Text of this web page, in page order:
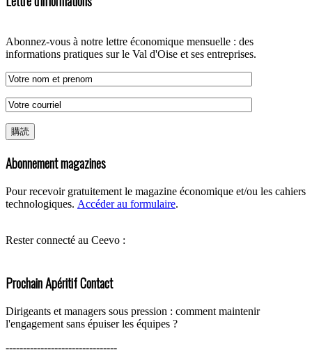
Abonnez-vous à notre lettre économique mensuelle : des
informations pratiques sur le Val d'Oise et ses entreprises.
Abonnement magazines
Pour recevoir gratuitement le magazine économique et/ou les cahiers
technologiques. Accéder au formulaire.
Rester connecté au Ceevo :
Prochain Apéritif Contact
Dirigeants et managers sous pression : comment maintenir
l'engagement sans épuiser les équipes ?
--------------------------------